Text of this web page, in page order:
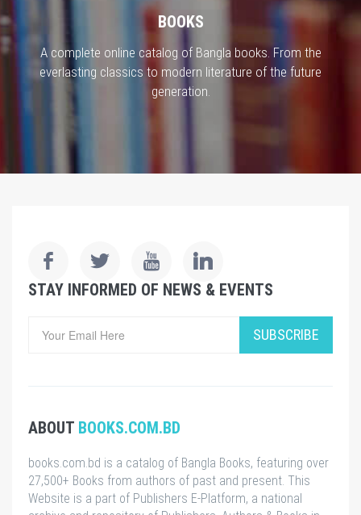
BOOKS
A complete online catalog of Bangla books. From the
everlasting classics to modern literature of the future
generation.
STAY INFORMED OF NEWS & EVENTS
SUBSCRIBE
ABOUT BOOKS.COM.BD
books.com.bd is a catalog of Bangla Books, featuring over
27,500+ Books from authors of past and present. This
Website is a part of Publishers E-Platform, a national